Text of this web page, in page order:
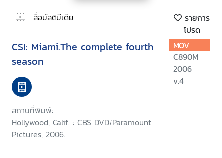
สื่อมัลติมีเดีย
รายการ
โปรด
CSI: Miami.The complete fourth
season
สถานที่พิมพ์:
Hollywood, Calif. : CBS DVD/Paramount
Pictures, 2006.
MOV
C890M
2006
v.4